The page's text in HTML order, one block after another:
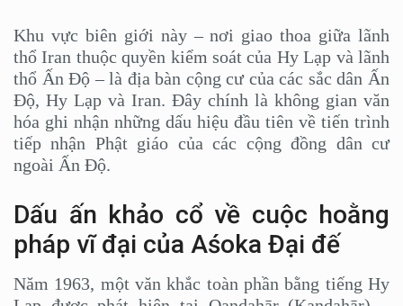
Khu vực biên giới này – nơi giao thoa giữa lãnh
thổ Iran thuộc quyền kiểm soát của Hy Lạp và lãnh
thổ Ấn Độ – là địa bàn cộng cư của các sắc dân Ấn
Độ, Hy Lạp và Iran. Đây chính là không gian văn
hóa ghi nhận những dấu hiệu đầu tiên về tiến trình
tiếp nhận Phật giáo của các cộng đồng dân cư
ngoài Ấn Độ.
Dấu ấn khảo cổ về cuộc hoằng
pháp vĩ đại của Aśoka Đại đế
Năm 1963, một văn khắc toàn phần bằng tiếng Hy